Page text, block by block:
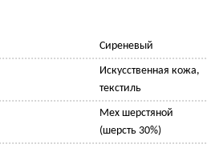
Сиреневый
Искусственная кожа,
текстиль
Мех шерстяной
(шерсть 30%)